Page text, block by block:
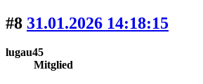
#8 31.01.2026 14:18:15
lugau45
Mitglied